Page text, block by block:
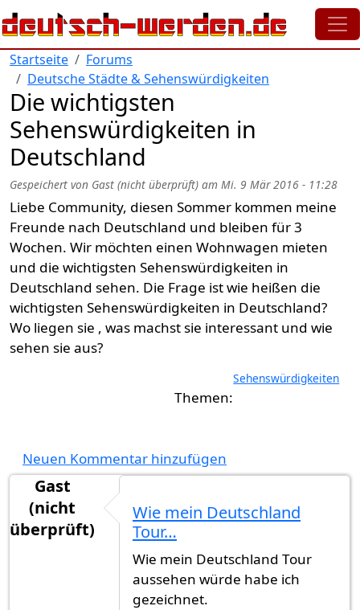
Direkt zum Inhalt
Startseite
Forums
Deutsche Städte & Sehenswürdigkeiten
Die wichtigsten
Sehenswürdigkeiten in
Deutschland
Gespeichert von Gast (nicht überprüft) am Mi. 9 Mär 2016 - 11:28
Liebe Community, diesen Sommer kommen meine
Freunde nach Deutschland und bleiben für 3
Wochen. Wir möchten einen Wohnwagen mieten
und die wichtigsten Sehenswürdigkeiten in
Deutschland sehen. Die Frage ist wie heißen die
wichtigsten Sehenswürdigkeiten in Deutschland?
Wo liegen sie , was machst sie interessant und wie
sehen sie aus?
Sehenswürdigkeiten
Neuen Kommentar hinzufügen
Gast
(nicht
überprüft)
Wie mein Deutschland
Tour…
Wie mein Deutschland Tour
aussehen würde habe ich
gezeichnet.